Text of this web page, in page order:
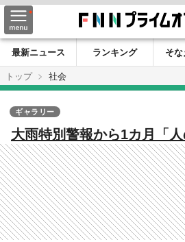
最新ニュース ランキング そ
トップ
社会
大雨特別警報から1カ月「
ボランティアの協力得て復
指示に不安も【新潟発】
ギャラリー